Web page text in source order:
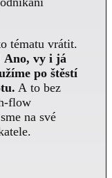
tématu vrátit.
Ano, vy i já
po štěstí
A to bez
flow
na své